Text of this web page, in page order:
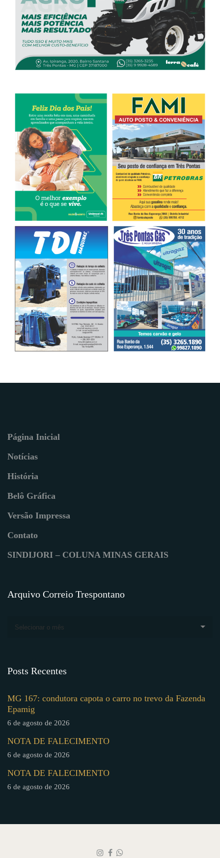
Página Inicial
Notícias
História
Belô Gráfica
Versão Impressa
Contato
SINDIJORI – COLUNA MINAS GERAIS
Arquivo Correio Trespontano
Selecionar o mês
Posts Recentes
MG 167: condutora capota o carro no trevo da Fazenda
Epamig
6 de agosto de 2026
NOTA DE FALECIMENTO
6 de agosto de 2026
NOTA DE FALECIMENTO
6 de agosto de 2026